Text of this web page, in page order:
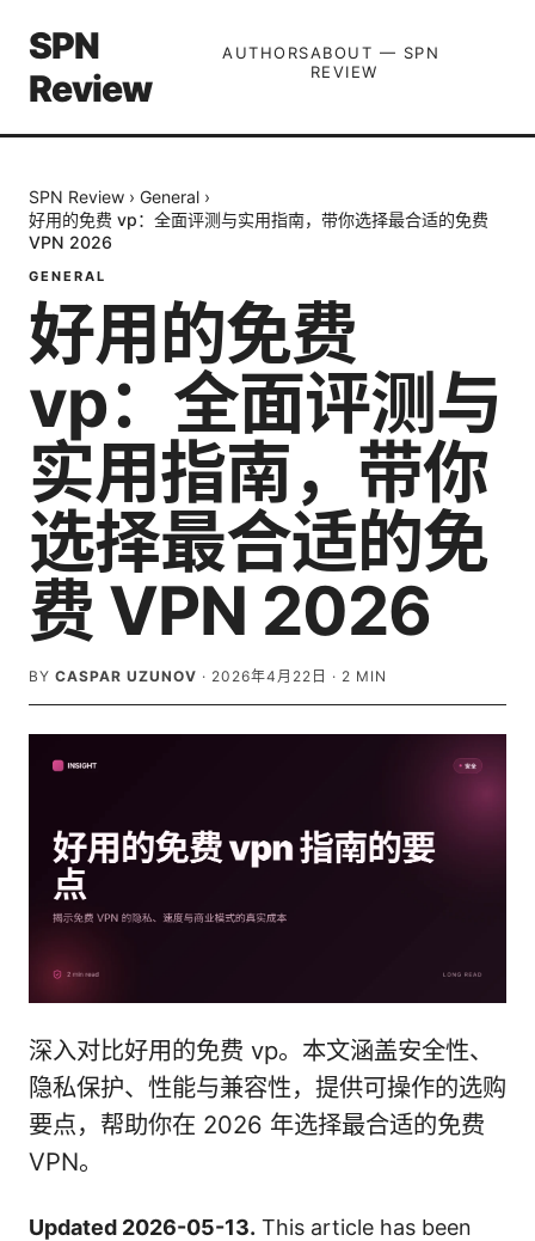
SPN
Review
AUTHORSABOUT — SPN
REVIEW
SPN Review › General ›
好用的免费 vp：全面评测与实用指南，带你选择最合适的免费
VPN 2026
GENERAL
好用的免费
vp：全面评测与
实用指南，带你
选择最合适的免
费 VPN 2026
BY CASPAR UZUNOV · 2026年4月22日 · 2 MIN
深入对比好用的免费 vp。本文涵盖安全性、
隐私保护、性能与兼容性，提供可操作的选购
要点，帮助你在 2026 年选择最合适的免费
VPN。
Updated 2026-05-13. This article has been